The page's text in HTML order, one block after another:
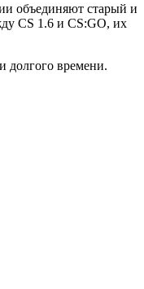
объединяют старый и
CS 1.6 и CS:GO, их
долгого времени.